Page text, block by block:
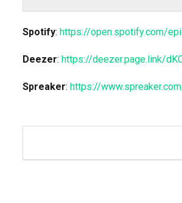
Spotify: https://open.spotify.com/
Deezer: https://deezer.page.link/
Spreaker: https://